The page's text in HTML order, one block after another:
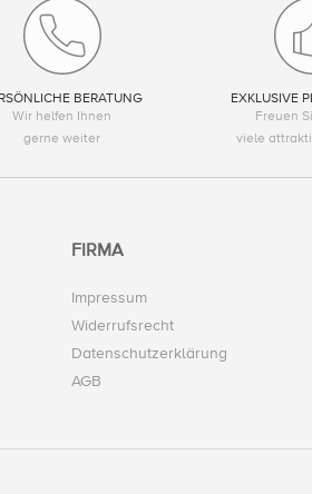
BERATUNG
Wir helfen Ihnen
gerne weiter
EXKLUSIVE
Freuen
viele
FIRMA
Impressum
Widerrufsrecht
Datenschutzerklärung
AGB